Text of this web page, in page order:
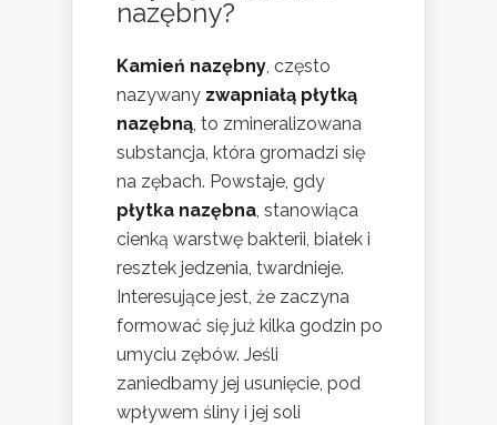
nazębny?
Kamień nazębny, często
nazywany zwapniałą płytką
nazębną, to zmineralizowana
substancja, która gromadzi się
na zębach. Powstaje, gdy
płytka nazębna, stanowiąca
cienką warstwę bakterii, białek i
resztek jedzenia, twardnieje.
Interesujące jest, że zaczyna
formować się już kilka godzin po
umyciu zębów. Jeśli
zaniedbamy jej usunięcie, pod
wpływem śliny i jej soli